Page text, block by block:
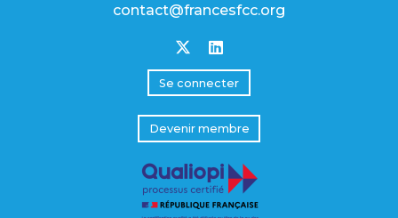
contact@francesfcc.org
Se connecter
Devenir membre